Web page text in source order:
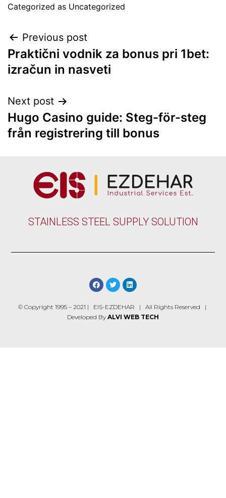
Categorized as Uncategorized
Previous post
Praktični vodnik za bonus pri 1bet:
izračun in nasveti
Next post
Hugo Casino guide: Steg-för-steg
från registrering till bonus
STAINLESS STEEL SUPPLY SOLUTION
© Copyright 1995 – 2021 | EIS-EZDEHAR | All Rights Reserved |
Developed By ALVI WEB TECH